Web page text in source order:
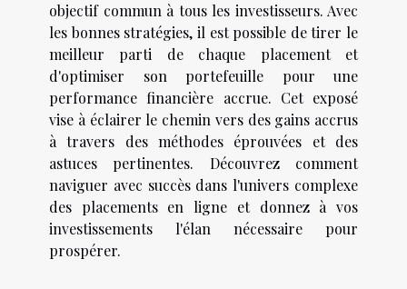
objectif commun à tous les investisseurs. Avec
les bonnes stratégies, il est possible de tirer le
meilleur parti de chaque placement et
d'optimiser son portefeuille pour une
performance financière accrue. Cet exposé
vise à éclairer le chemin vers des gains accrus
à travers des méthodes éprouvées et des
astuces pertinentes. Découvrez comment
naviguer avec succès dans l'univers complexe
des placements en ligne et donnez à vos
investissements l'élan nécessaire pour
prospérer.